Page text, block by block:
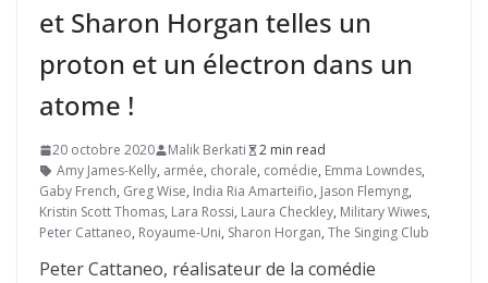
et Sharon Horgan telles un
proton et un électron dans un
atome !
20 octobre 2020 Malik Berkati
2 min read
Amy James-Kelly, armée, chorale, comédie, Emma Lowndes,
Gaby French, Greg Wise, India Ria Amarteifio, Jason Flemyng,
Kristin Scott Thomas, Lara Rossi, Laura Checkley, Military Wiwes,
Peter Cattaneo, Royaume-Uni, Sharon Horgan, The Singing Club
Peter Cattaneo, réalisateur de la comédie